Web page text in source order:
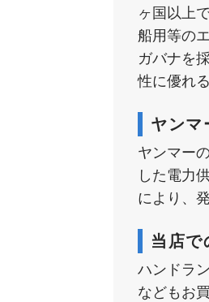
ヶ国以上
船用等の
ガバナを
性に優れ
ヤンマ
ヤンマー
した電力
により、
当店で
ハンドラ
などもお